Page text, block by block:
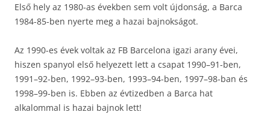
Első hely az 1980-as években sem volt újdonság, a Barca
1984-85-ben nyerte meg a hazai bajnokságot.
Az 1990-es évek voltak az FB Barcelona igazi arany évei,
hiszen spanyol első helyezett lett a csapat 1990–91-ben,
1991–92-ben, 1992–93-ben, 1993–94-ben, 1997–98-ban és
1998–99-ben is. Ebben az évtizedben a Barca hat
alkalommal is hazai bajnok lett!